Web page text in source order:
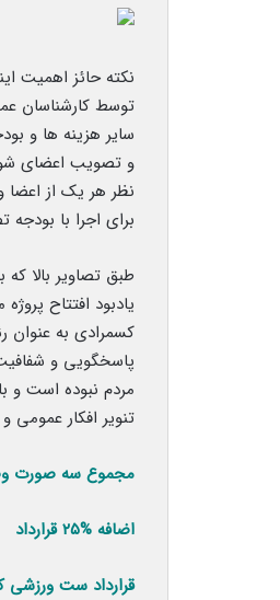
نکته حائز اهمیت
توسط کارشناسان
سایر هزینه ها و
و تصویب اعضای
نظر هر یک از
برای اجرا با
کسمرادی به عنوان
پاسخگویی و
مردم نبوده است و
تنویر افکار
مجموع سه صورت وضعیت
اضافه %۲۵ قرارداد ۳۰.۰۰۰.۰۰۰.۰۰۰
قرارداد ست